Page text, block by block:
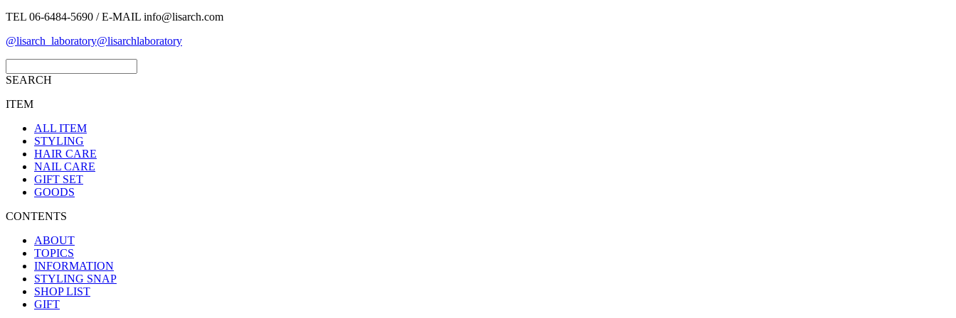
TEL 06-6484-5690 / E-MAIL info@lisarch.com
@lisarch_laboratory@lisarchlaboratory
SEARCH
ITEM
ALL ITEM
STYLING
HAIR CARE
NAIL CARE
GIFT SET
GOODS
CONTENTS
ABOUT
TOPICS
INFORMATION
STYLING SNAP
SHOP LIST
GIFT